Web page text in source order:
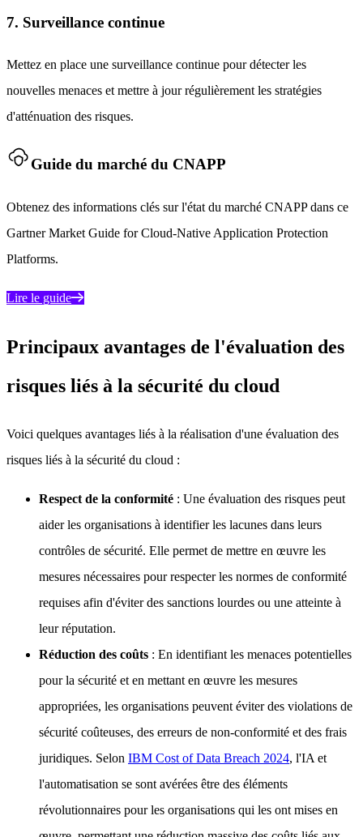
7. Surveillance continue
Mettez en place une surveillance continue pour détecter les
nouvelles menaces et mettre à jour régulièrement les stratégies
d'atténuation des risques.
Guide du marché du CNAPP
Obtenez des informations clés sur l'état du marché CNAPP dans ce
Gartner Market Guide for Cloud-Native Application Protection
Platforms.
Lire le guide
Principaux avantages de l'évaluation des
risques liés à la sécurité du cloud
Voici quelques avantages liés à la réalisation d'une évaluation des
risques liés à la sécurité du cloud :
Respect de la conformité : Une évaluation des risques peut
aider les organisations à identifier les lacunes dans leurs
contrôles de sécurité. Elle permet de mettre en œuvre les
mesures nécessaires pour respecter les normes de conformité
requises afin d'éviter des sanctions lourdes ou une atteinte à
leur réputation.
Réduction des coûts : En identifiant les menaces potentielles
pour la sécurité et en mettant en œuvre les mesures
appropriées, les organisations peuvent éviter des violations de
sécurité coûteuses, des erreurs de non-conformité et des frais
juridiques. Selon IBM Cost of Data Breach 2024, l'IA et
l'automatisation se sont avérées être des éléments
révolutionnaires pour les organisations qui les ont mises en